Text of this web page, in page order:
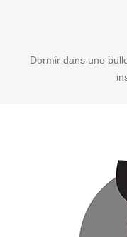
Dormir dans une